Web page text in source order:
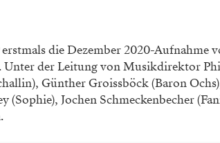
erstmals die Dezember 2020-Aufnahme
Unter der Leitung von Musikdirektor
Günther Groissböck (Baron
Jochen Schmeckenbecher